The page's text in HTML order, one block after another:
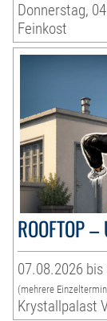
Donnerstag,
Feinkost
ROOFTOP
07.08.2026
(mehrere
Krystallpalast